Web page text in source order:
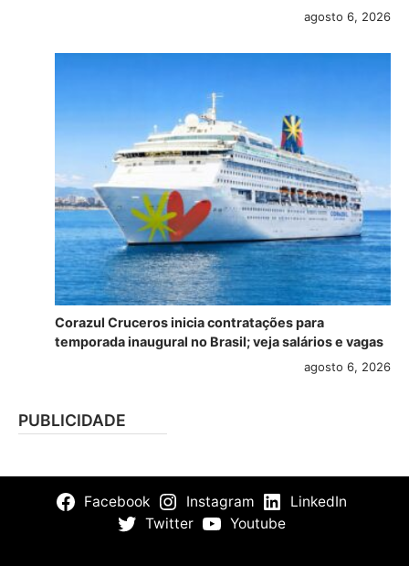
agosto 6, 2026
Corazul Cruceros inicia contratações para
temporada inaugural no Brasil; veja salários e vagas
agosto 6, 2026
PUBLICIDADE
Facebook Instagram
LinkedIn
Twitter
Youtube